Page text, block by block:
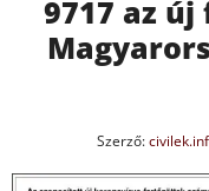
9717 az
Szerző: